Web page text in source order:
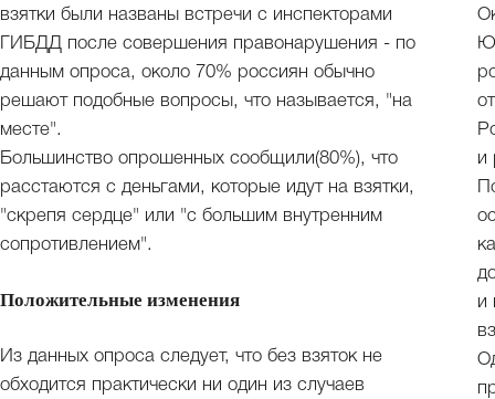
взятки были названы встречи с инспекторами
ГИБДД после совершения правонарушения - по
данным опроса, около 70% россиян обычно
решают подобные вопросы, что называется, "на
месте".
Большинство опрошенных сообщили(80%), что
расстаются с деньгами, которые идут на взятки,
"скрепя сердце" или "с большим внутренним
сопротивлением".
Положительные изменения
Из данных опроса следует, что без взяток не
обходится практически ни один из случаев
и
и